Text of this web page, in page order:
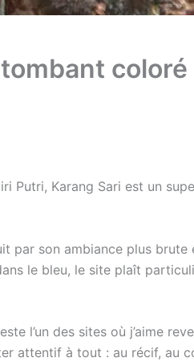
Putri, Karang Sari est un
par son ambiance plus
le bleu, le site plaît
l’un des sites où j’aime
attentif à tout : au récif, au